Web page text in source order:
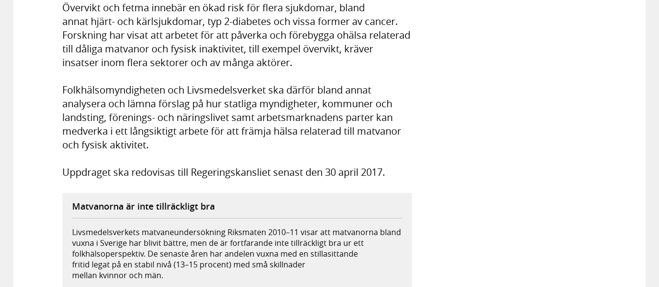
Övervikt och fetma innebär en ökad risk för flera sjukdomar, bland
annat hjärt- och kärlsjukdomar, typ 2-diabetes och vissa former av cancer.
Forskning har visat att arbetet för att påverka och förebygga ohälsa relaterad
till dåliga matvanor och fysisk inaktivitet, till exempel övervikt, kräver
insatser inom flera sektorer och av många aktörer.
Folkhälsomyndigheten och Livsmedelsverket ska därför bland annat
analysera och lämna förslag på hur statliga myndigheter, kommuner och
landsting, förenings- och näringslivet samt arbetsmarknadens parter kan
medverka i ett långsiktigt arbete för att främja hälsa relaterad till matvanor
och fysisk aktivitet.
Uppdraget ska redovisas till Regeringskansliet senast den 30 april 2017.
Matvanorna är inte tillräckligt bra
Livsmedelsverkets matvaneundersökning Riksmaten 2010–11 visar att matvanorna bland
vuxna i Sverige har blivit bättre, men de är fortfarande inte tillräckligt bra ur ett
folkhälsoperspektiv. De senaste åren har andelen vuxna med en stillasittande
fritid legat på en stabil nivå (13–15 procent) med små skillnader
mellan kvinnor och män.